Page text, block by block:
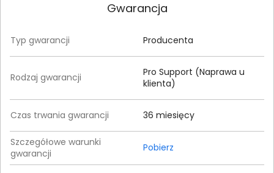
Gwarancja
Typ gwarancji Producenta
Rodzaj gwarancji
Pro Support (Naprawa u
klienta)
Czas trwania gwarancji 36 miesięcy
Szczegółowe warunki
gwarancji
Pobierz